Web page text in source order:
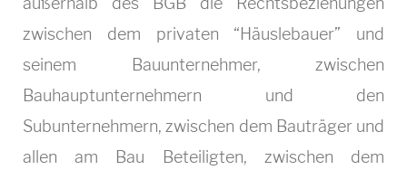
zwischen dem privaten “Häuslebauer” und
seinem Bauunternehmer, zwischen
Bauhauptunternehmern und den
Subunternehmern, zwischen dem Bauträger und
allen am Bau Beteiligten, zwischen dem